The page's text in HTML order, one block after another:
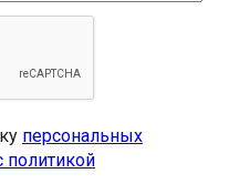
персональных
политикой